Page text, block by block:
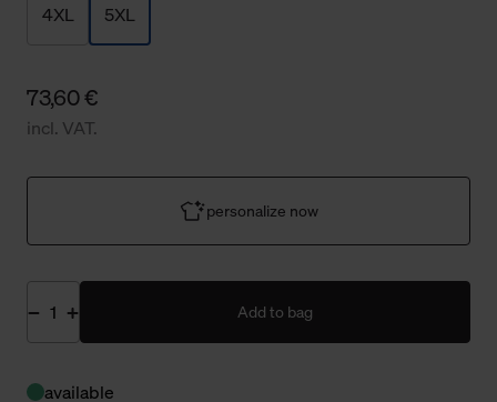
4XL 5XL
73,60 €
incl. VAT.
personalize now
Add to bag
available